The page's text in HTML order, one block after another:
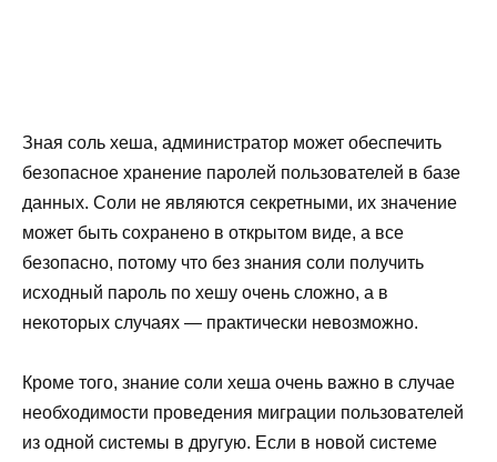
Зная соль хеша, администратор может обеспечить
безопасное хранение паролей пользователей в базе
данных. Соли не являются секретными, их значение
может быть сохранено в открытом виде, а все
безопасно, потому что без знания соли получить
исходный пароль по хешу очень сложно, а в
некоторых случаях — практически невозможно.
Кроме того, знание соли хеша очень важно в случае
необходимости проведения миграции пользователей
из одной системы в другую. Если в новой системе